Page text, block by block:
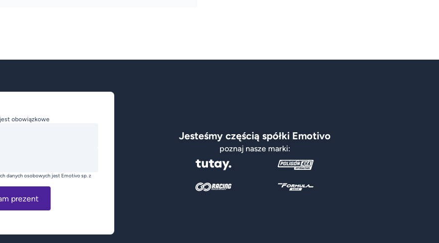
obowiązkowe
danych osobowych jest Emotivo sp. z
prezent
Jesteśmy częścią spółki Emotivo
poznaj nasze marki: